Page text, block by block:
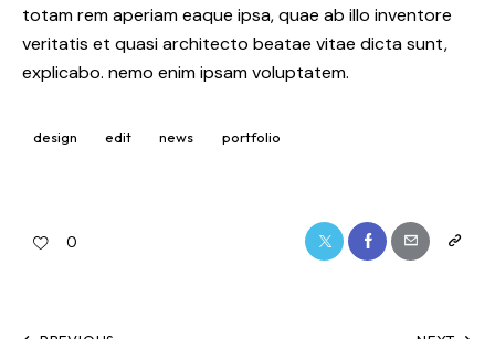
totam rem aperiam eaque ipsa, quae ab illo inventore
veritatis et quasi architecto beatae vitae dicta sunt,
explicabo. nemo enim ipsam voluptatem.
design edit news portfolio
0